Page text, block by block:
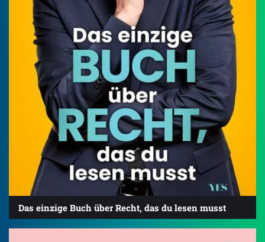
Das einzige Buch über Recht, das du lesen musst